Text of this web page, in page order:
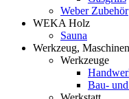
Weber Zubehör
WEKA Holz
Sauna
Werkzeug,
Werkzeuge
Bau-